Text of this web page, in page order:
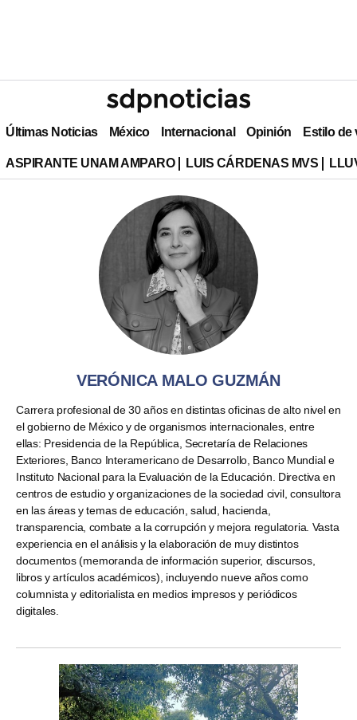
Últimas Noticias México Internacional Opinión Estilo de
ASPIRANTE UNAM AMPARO LUIS CÁRDENAS MVS
VERÓNICA MALO GUZMÁN
Carrera profesional de 30 años en distintas oficinas de alto nivel en
el gobierno de México y de organismos internacionales, entre
ellas: Presidencia de la República, Secretaría de Relaciones
Exteriores, Banco Interamericano de Desarrollo, Banco Mundial e
Instituto Nacional para la Evaluación de la Educación. Directiva en
centros de estudio y organizaciones de la sociedad civil, consultora
en las áreas y temas de educación, salud, hacienda,
transparencia, combate a la corrupción y mejora regulatoria. Vasta
experiencia en el análisis y la elaboración de muy distintos
documentos (memoranda de información superior, discursos,
libros y artículos académicos), incluyendo nueve años como
columnista y editorialista en medios impresos y periódicos
digitales.